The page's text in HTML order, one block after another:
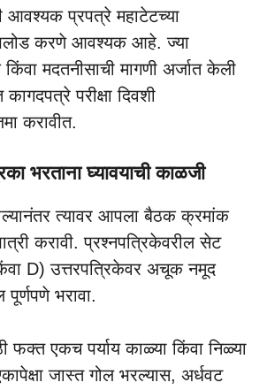
आवश्यक प्रपत्रे महाटेटच्या
करणे आवश्यक आहे. ज्या
मदतनीसाची मागणी अर्जात केली
परीक्षा दिवशी
करावीत.
भरताना घ्यावयाची काळजी
त्यावर आपला बैठक क्रमांक
करावी. प्रश्नपत्रिकेवरील सेट
D) उत्तरपत्रिकेवर अचूक नमूद
भरावा.
फक्त एकच पर्याय काळ्या किंवा निळ्या
जास्त गोल भरल्यास, अर्धवट